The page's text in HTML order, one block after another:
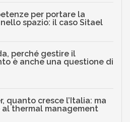
per portare la
spazio: il caso Sitael
perché gestire il
è anche una questione di
quanto cresce l’Italia: ma
thermal management